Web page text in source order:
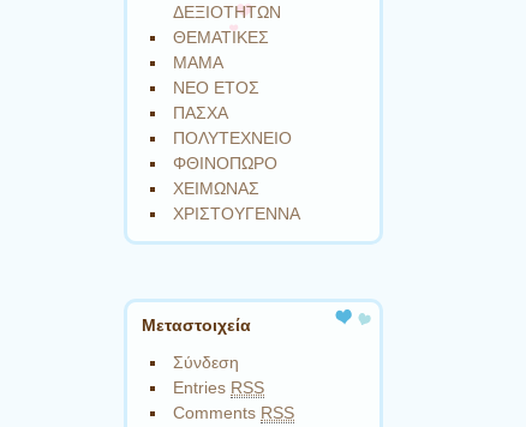
ΔΕΞΙΟΤΗΤΩΝ
ΘΕΜΑΤΙΚΕΣ
ΜΑΜΑ
ΝΕΟ ΕΤΟΣ
ΠΑΣΧΑ
ΠΟΛΥΤΕΧΝΕΙΟ
ΦΘΙΝΟΠΩΡΟ
ΧΕΙΜΩΝΑΣ
ΧΡΙΣΤΟΥΓΕΝΝΑ
Μεταστοιχεία
Σύνδεση
Entries RSS
Comments RSS